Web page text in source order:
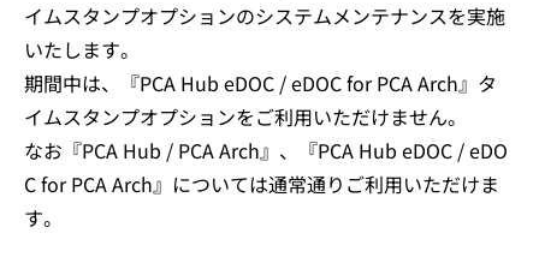
イムスタンプオプションのシステムメンテナンスを実施
いたします。
期間中は、『PCA Hub eDOC / eDOC for PCA Arch』タ
イムスタンプオプションをご利用いただけません。
なお『PCA Hub / PCA Arch』、『PCA Hub eDOC / eDO
C for PCA Arch』については通常通りご利用いただけま
す。